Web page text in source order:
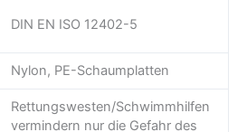
DIN EN ISO 12402-5
Nylon, PE-Schaumplatten
Rettungswesten/Schwimmhilfen
vermindern nur die Gefahr des